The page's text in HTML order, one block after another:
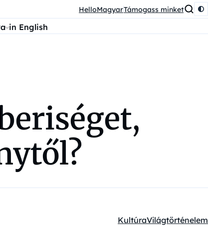
HelloMagyarTámogass minket
in English
Kategóriák:
KultúraVilágtörténelem